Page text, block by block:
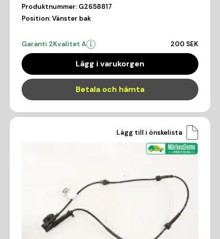
Produktnummer: G2658817
Position:Vänster bak
Garanti 2Kvalitet A 200 SEK
Lägg i varukorgen
Betala och hämta
Lägg till i önskelista